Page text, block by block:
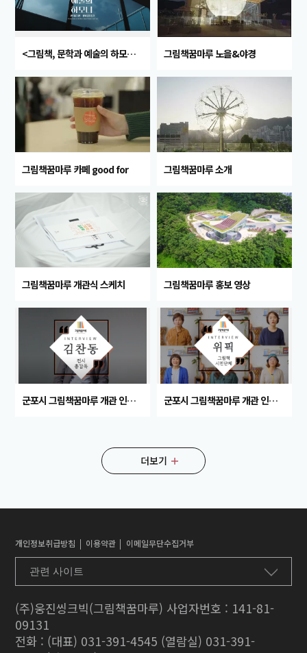
<그림책, 문학과 예술의 하모니> Big Mermaid 전시 준비 영상 그림책꿈마루 노을&야경
그림책꿈마루 카페 good for 그림책꿈마루 소개
그림책꿈마루 개관식 스케치 그림책꿈마루 홍보 영상
군포시 그림책꿈마루 개관 인터뷰-김찬동 전시 총감독 군포시 그림책꿈마루 개관 인터뷰-함께하는 그림책 위픽
더보기
개인정보취급방침 이용약관 이메일무단수집거부
관련 사이트
(주)웅진씽크빅(그림책꿈마루) 사업자번호 : 141-81-
09131
전화 : (대표) 031-391-4545 (열람실) 031-391-